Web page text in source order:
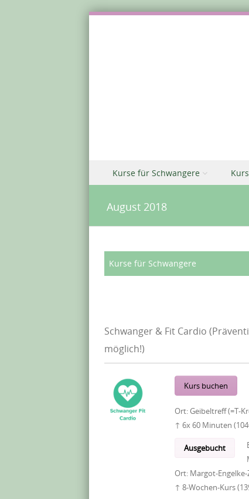
Menü
Zu Inhalt springen
Kurse für Schwangere
August 2018
Kurse für Schwangere
Schwanger & Fit Cardio
möglich!)
Kurs buchen
Ort:Geibeltreff (=T-
↑ 6x 60 Minuten
Ausgebucht
Ort: Margot-
↑ 8-Wochen-Kurs